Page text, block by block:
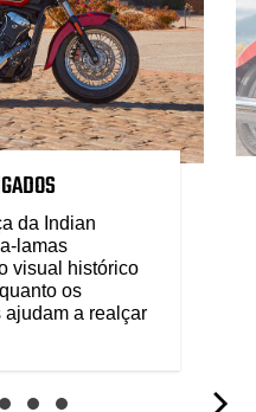
da Indian
lamas
visual histórico
os
a realçar